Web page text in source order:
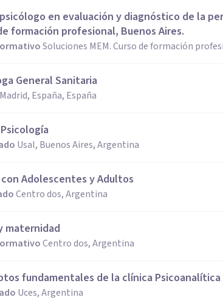
en evaluación y diagnóstico de la
formación profesional, Buenos Aires.
Soluciones MEM. Curso de formación
General Sanitaria
Madrid, España, España
Usal, Buenos Aires, Argentina
Adolescentes y Adultos
Centro dos, Argentina
maternidad
Centro dos, Argentina
fundamentales de la clínica Psicoanalítica
Uces, Argentina